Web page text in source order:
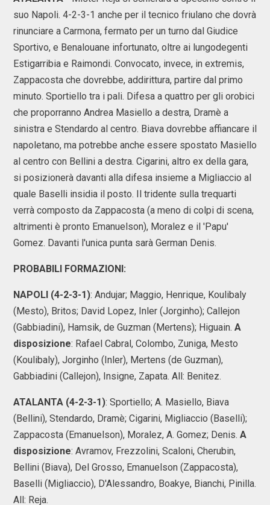
suo Napoli. 4-2-3-1 anche per il tecnico friulano che dovrà
rinunciare a Carmona, fermato per un turno dal Giudice
Sportivo, e Benalouane infortunato, oltre ai lungodegenti
Estigarribia e Raimondi. Convocato, invece, in extremis,
Zappacosta che dovrebbe, addirittura, partire dal primo
minuto. Sportiello tra i pali. Difesa a quattro per gli orobici
che proporranno Andrea Masiello a destra, Dramè a
sinistra e Stendardo al centro. Biava dovrebbe affiancare il
napoletano, ma potrebbe anche essere spostato Masiello
al centro con Bellini a destra. Cigarini, altro ex della gara,
si posizionerà davanti alla difesa insieme a Migliaccio al
quale Baselli insidia il posto. Il tridente sulla trequarti
verrà composto da Zappacosta (a meno di colpi di scena,
altrimenti è pronto Emanuelson), Moralez e il 'Papu'
Gomez. Davanti l'unica punta sarà German Denis.
PROBABILI FORMAZIONI:
NAPOLI (4-2-3-1): Andujar; Maggio, Henrique, Koulibaly
(Mesto), Britos; David Lopez, Inler (Jorginho); Callejon
(Gabbiadini), Hamsik, de Guzman (Mertens); Higuain. A
disposizione: Rafael Cabral, Colombo, Zuniga, Mesto
(Koulibaly), Jorginho (Inler), Mertens (de Guzman),
Gabbiadini (Callejon), Insigne, Zapata. All: Benitez.
ATALANTA (4-2-3-1): Sportiello; A. Masiello, Biava
(Bellini), Stendardo, Dramè; Cigarini, Migliaccio (Baselli);
Zappacosta (Emanuelson), Moralez, A. Gomez; Denis. A
disposizione: Avramov, Frezzolini, Scaloni, Cherubin,
Bellini (Biava), Del Grosso, Emanuelson (Zappacosta),
Baselli (Migliaccio), D'Alessandro, Boakye, Bianchi, Pinilla.
All: Reja.